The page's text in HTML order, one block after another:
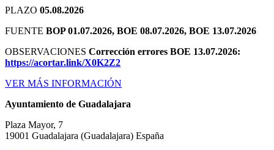
PLAZO 05.08.2026
FUENTE BOP 01.07.2026, BOE 08.07.2026, BOE 13.07.2026
OBSERVACIONES Corrección errores BOE 13.07.2026:
https://acortar.link/X0K2Z2
VER MÁS INFORMACIÓN
Ayuntamiento de Guadalajara
Plaza Mayor, 7
19001 Guadalajara (Guadalajara) España